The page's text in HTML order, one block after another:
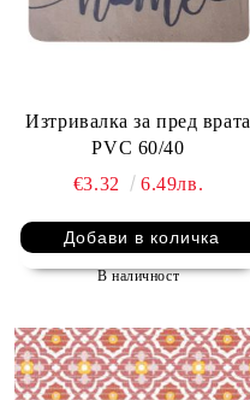
Изтривалка за пред врата
PVC 60/40
€3.32
6.49лв.
В наличност